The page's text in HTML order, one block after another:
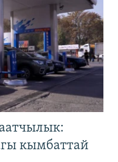
кымбаттай